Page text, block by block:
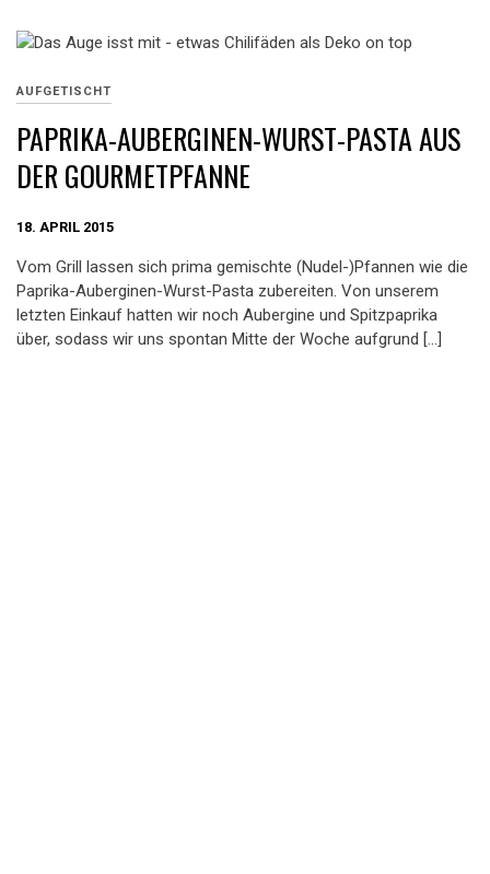
AUFGETISCHT
PAPRIKA-AUBERGINEN-WURST-PASTA AUS
DER GOURMETPFANNE
18. APRIL 2015
Vom Grill lassen sich prima gemischte (Nudel-)Pfannen wie die
Paprika-Auberginen-Wurst-Pasta zubereiten. Von unserem
letzten Einkauf hatten wir noch Aubergine und Spitzpaprika
über, sodass wir uns spontan Mitte der Woche aufgrund […]